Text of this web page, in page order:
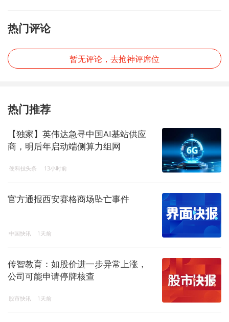
热门评论
暂无评论，去抢神评席位
热门推荐
【独家】英伟达急寻中国AI基站供应
商，明后年启动端侧算力组网
硬科技头条 13小时前
官方通报西安赛格商场坠亡事件
中国快讯 1天前
传智教育：如股价进一步异常上涨，
公司可能申请停牌核查
股市快讯 1天前